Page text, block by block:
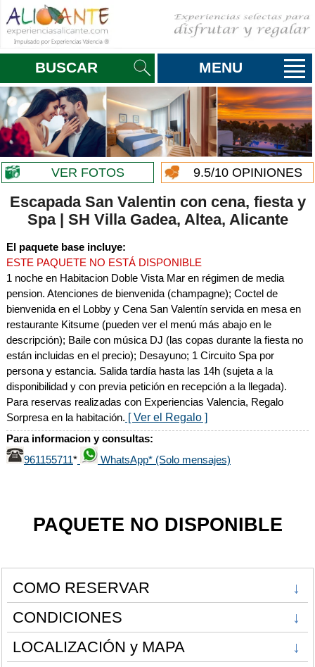
BUSCAR MENU
VER FOTOS 9.5/10 OPINIONES
Escapada San Valentin con cena, fiesta y
Spa | SH Villa Gadea, Altea, Alicante
El paquete base incluye:
ESTE PAQUETE NO ESTÁ DISPONIBLE
1 noche en Habitacion Doble Vista Mar en régimen de media
pension. Atenciones de bienvenida (champagne); Coctel de
bienvenida en el Lobby y Cena San Valentín servida en mesa en
restaurante Kitsume (pueden ver el menú más abajo en le
descripción); Baile con música DJ (las copas durante la fiesta no
están incluidas en el precio); Desayuno; 1 Circuito Spa por
persona y estancia. Salida tardía hasta las 14h (sujeta a la
disponibilidad y con previa petición en recepción a la llegada).
Para reservas realizadas con Experiencias Valencia, Regalo
Sorpresa en la habitación. [ Ver el Regalo ]
Para informacion y consultas:
961155711* WhatsApp* (Solo mensajes)
PAQUETE NO DISPONIBLE
COMO RESERVAR
↓
CONDICIONES
↓
LOCALIZACIÓN y MAPA
↓